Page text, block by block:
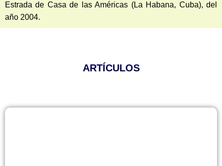
Estrada de Casa de las Américas (La Habana, Cuba), del
año 2004.
ARTÍCULOS